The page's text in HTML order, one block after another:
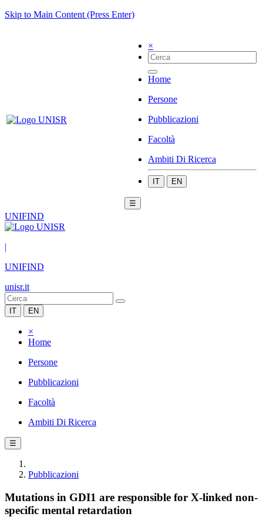
Skip to Main Content (Press Enter)
×
Home
Persone
Pubblicazioni
Facoltà
Ambiti Di Ricerca
IT EN
☰
UNIFIND
|
UNIFIND
unisr.it
IT EN
×
Home
Persone
Pubblicazioni
Facoltà
Ambiti Di Ricerca
☰
Pubblicazioni
Mutations in GDI1 are responsible for X-linked non-
specific mental retardation